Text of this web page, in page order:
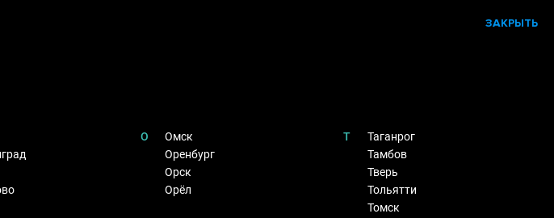
ЗАКРЫТЬ
О
Омск
Оренбург
Орск
Орёл
Т
Таганрог
Тамбов
Тверь
Тольятти
Томск